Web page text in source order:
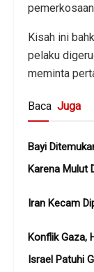
Kisah ini
pelaku
meminta
Baca Juga
Bayi
Karena Mulut
Iran Kecam
Konflik Gaza,
Israel Patuhi